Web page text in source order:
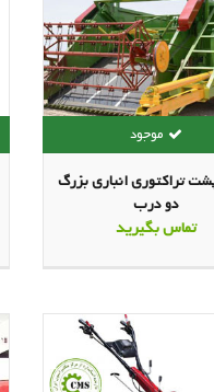
تراکتوری انباری بزرگ
دو درب
تماس بگیرید